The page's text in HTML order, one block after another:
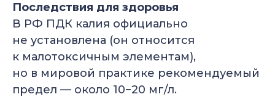
Последствия для здоровья
В РФ ПДК калия официально
не установлена (он относится
к малотоксичным элементам),
но в мировой практике рекомендуемый
предел — около 10−20 мг/л.